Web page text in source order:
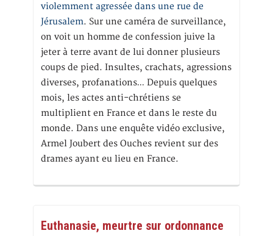
violemment agressée dans une rue de
Jérusalem. Sur une caméra de surveillance,
on voit un homme de confession juive la
jeter à terre avant de lui donner plusieurs
coups de pied. Insultes, crachats, agressions
diverses, profanations… Depuis quelques
mois, les actes anti-chrétiens se
multiplient en France et dans le reste du
monde. Dans une enquête vidéo exclusive,
Armel Joubert des Ouches revient sur des
drames ayant eu lieu en France.
Euthanasie, meurtre sur ordonnance